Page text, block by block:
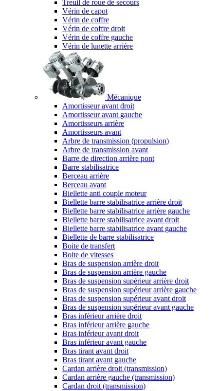
Treuil de roue de secours
Vérin de capot
Vérin de coffre
Vérin de coffre droit
Vérin de coffre gauche
Vérin de lunette arrière
Mécanique
Amortisseur avant droit
Amortisseur avant gauche
Amortisseurs arrière
Amortisseurs avant
Arbre de transmission (propulsion)
Arbre de transmission avant
Barre de direction arrière pont
Barre stabilisatrice
Berceau arrière
Berceau avant
Biellette anti couple moteur
Biellette barre stabilisatrice arrière droit
Biellette barre stabilisatrice arrière gauche
Biellette barre stabilisatrice avant droit
Biellette barre stabilisatrice avant gauche
Biellette de barre stabilisatrice
Boite de transfert
Boite de vitesses
Bras de suspension arrière droit
Bras de suspension arrière gauche
Bras de suspension supérieur arrière droit
Bras de suspension supérieur arrière gauche
Bras de suspension supérieur avant droit
Bras de suspension supérieur avant gauche
Bras inférieur arrière droit
Bras inférieur arrière gauche
Bras inférieur avant droit
Bras inférieur avant gauche
Bras tirant avant droit
Bras tirant avant gauche
Cardan arrière droit (transmission)
Cardan arrière gauche (transmission)
Cardan droit (transmission)